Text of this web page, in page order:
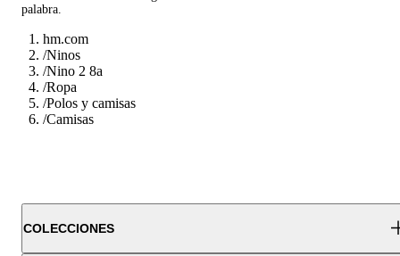
palabra.
hm.com
/Ninos
/Nino 2 8a
/Ropa
/Polos y camisas
/Camisas
COLECCIONES